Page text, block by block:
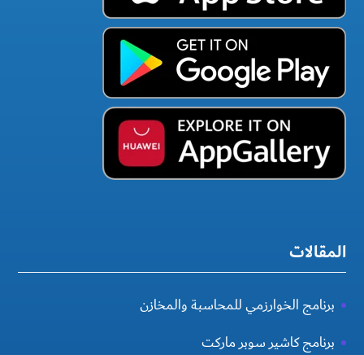
المقالات
برنامج الخوارزمي للمحاسبة والمخازن
برنامج كاشير سوبر ماركت